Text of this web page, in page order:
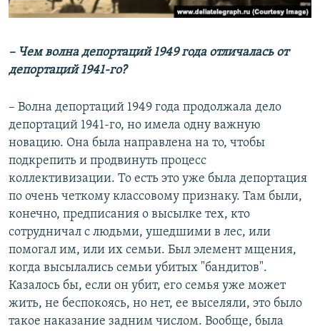
– Чем волна депортаций 1949 года отличалась от
депортаций 1941-го?
– Волна депортаций 1949 года продолжала дело
депортаций 1941-го, но имела одну важную
новацию. Она была направлена на то, чтобы
подкрепить и продвинуть процесс
коллективизации. То есть это уже была депортация
по очень четкому классовому признаку. Там были,
конечно, предписания о высылке тех, кто
сотрудничал с людьми, ушедшими в лес, или
помогал им, или их семьи. Был элемент мщения,
когда высылались семьи убитых "бандитов".
Казалось бы, если он убит, его семья уже может
жить, не беспокоясь, но нет, ее выселяли, это было
такое наказание задним числом. Вообще, была